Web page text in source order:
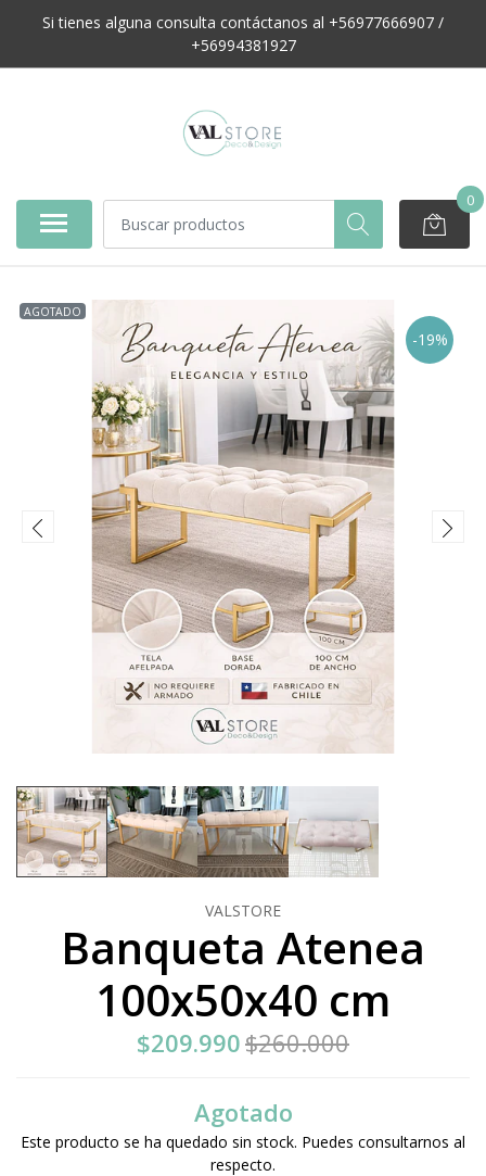
Si tienes alguna consulta contáctanos al +56977666907 /
+56994381927
0
AGOTADO
-19%
VALSTORE
Banqueta Atenea
100x50x40 cm
$209.990$260.000
Agotado
Este producto se ha quedado sin stock. Puedes consultarnos al
respecto.